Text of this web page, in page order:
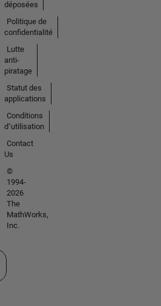
déposées
Politique de
confidentialité
Lutte
anti-
piratage
Statut des
applications
Conditions
d՚utilisation
Contact
Us
©
1994-
2026
The
MathWorks,
Inc.
un site web